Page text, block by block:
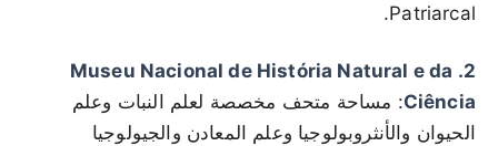
Patriarcal.
2. Museu Nacional de História Natural e da
Ciência: مساحة متحف مخصصة لعلم النبات وعلم
الحيوان والأنثروبولوجيا وعلم المعادن والجيولوجيا